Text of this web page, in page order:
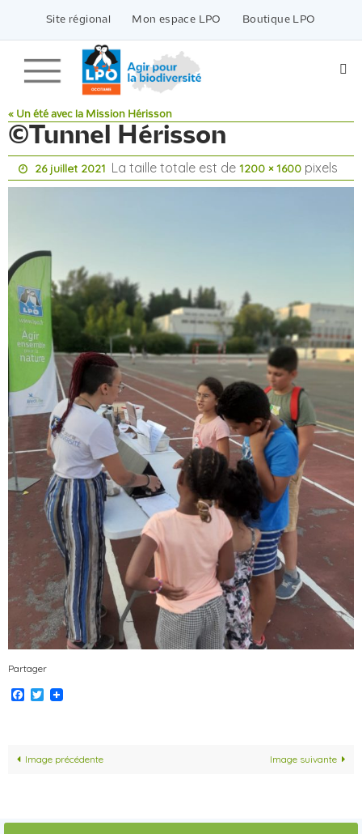
contenu
Site régional Mon espace LPO Boutique LPO
« Un été avec la Mission Hérisson
©Tunnel Hérisson
26 juillet 2021 La taille totale est de1200 × 1600 pixels
Partager
Facebook
Twitter
Image précédente Image suivante